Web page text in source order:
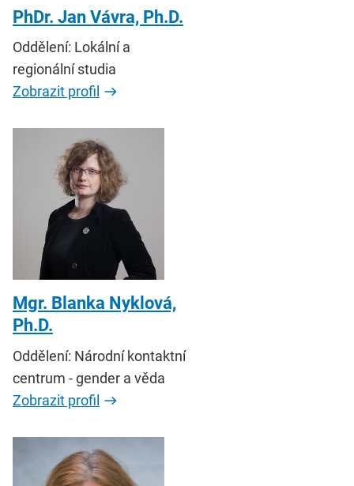
PhDr. Jan Vávra, Ph.D.
Oddělení: Lokální a
regionální studia
Zobrazit profil
Mgr. Blanka Nyklová,
Ph.D.
Oddělení: Národní kontaktní
centrum - gender a věda
Zobrazit profil